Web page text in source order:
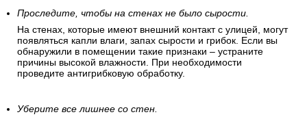
Проследите, чтобы на стенах не было сырости.
На стенах, которые имеют внешний контакт с улицей, могут
появляться капли влаги, запах сырости и грибок. Если вы
обнаружили в помещении такие признаки – устраните
причины высокой влажности. При необходимости
проведите антигрибковую обработку.
Уберите все лишнее со стен.